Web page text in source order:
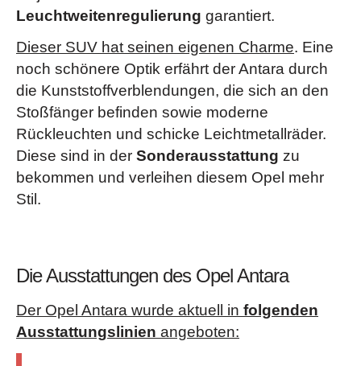
Leuchtweitenregulierung garantiert.
Dieser SUV hat seinen eigenen Charme. Eine
noch schönere Optik erfährt der Antara durch
die Kunststoffverblendungen, die sich an den
Stoßfänger befinden sowie moderne
Rückleuchten und schicke Leichtmetallräder.
Diese sind in der Sonderausstattung zu
bekommen und verleihen diesem Opel mehr
Stil.
Die Ausstattungen des Opel Antara
Der Opel Antara wurde aktuell in folgenden
Ausstattungslinien angeboten: